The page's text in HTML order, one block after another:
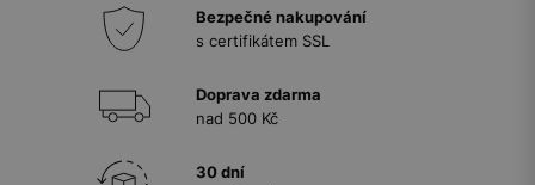
Bezpečné nakupování
s certifikátem SSL
Doprava zdarma
nad 500 Kč
30 dní